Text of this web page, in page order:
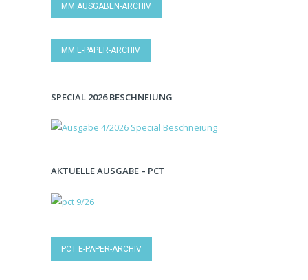
MM AUSGABEN-ARCHIV
MM E-PAPER-ARCHIV
SPECIAL 2026 BESCHNEIUNG
AKTUELLE AUSGABE – PCT
PCT E-PAPER-ARCHIV